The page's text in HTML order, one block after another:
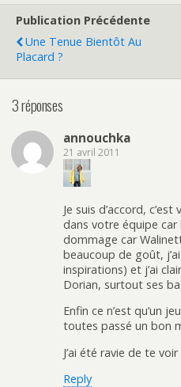
Publication Précédente
Une Tenue Bientôt Au
Placard ?
3 réponses
annouchka
21 avril 2011
Je suis d’accord,
dans votre équipe
dommage car
beaucoup de goût,
inspirations) et j’ai
Dorian, surtout ses
Enfin ce n’est qu’un
toutes passé un bon
J’ai été ravie de te
Reply